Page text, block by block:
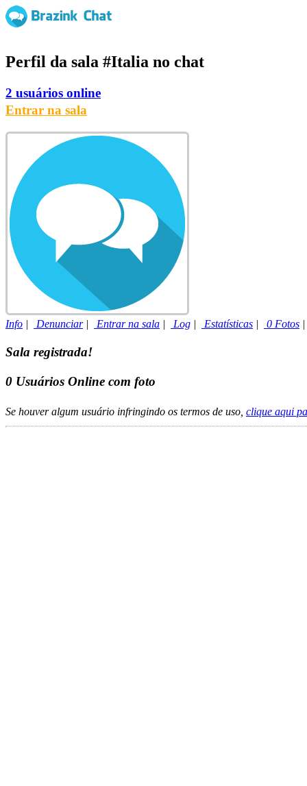
Perfil da sala #Italia no chat
2 usuários online
Entrar na sala
Info | Denunciar| Entrar na sala | Log | Estatísticas | 0 Fotos
Sala registrada!
0 Usuários Online com foto
Se houver algum usuário infringindo os termos de uso, clique aqui